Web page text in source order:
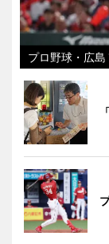
プロ野球・広